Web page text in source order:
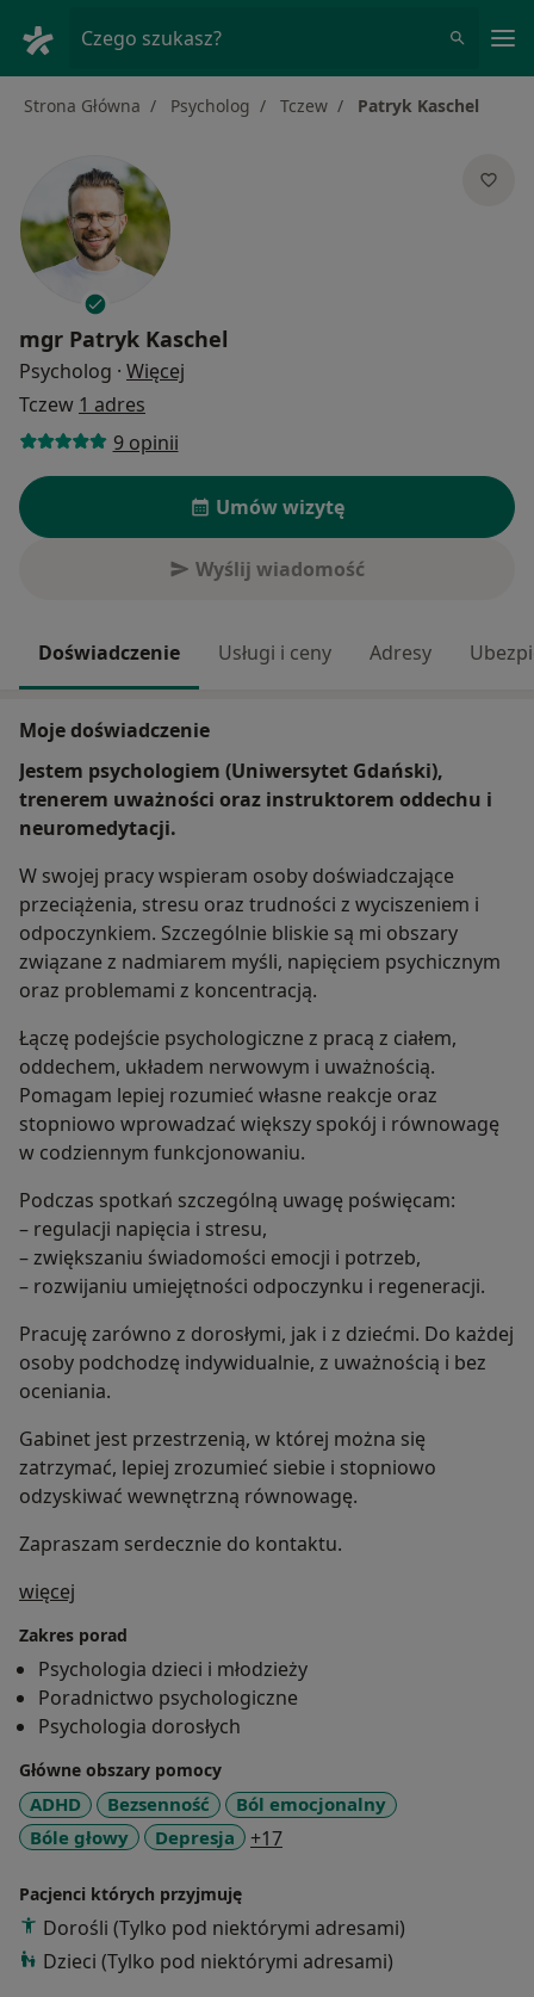
Czego szukasz?
Strona Główna Psycholog Tczew Patryk Kaschel
mgr Patryk Kaschel
Psycholog · Więcej
Tczew 1 adres
9 opinii
Umów wizytę
Wyślij wiadomość
Doświadczenie Usługi i ceny Adresy
Moje doświadczenie
Jestem psychologiem (Uniwersytet Gdański),
trenerem uważności oraz instruktorem oddechu i
neuromedytacji.
W swojej pracy wspieram osoby doświadczające
przeciążenia, stresu oraz trudności z wyciszeniem i
odpoczynkiem. Szczególnie bliskie są mi obszary
związane z nadmiarem myśli, napięciem psychicznym
oraz problemami z koncentracją.
Łączę podejście psychologiczne z pracą z ciałem,
oddechem, układem nerwowym i uważnością.
Pomagam lepiej rozumieć własne reakcje oraz
stopniowo wprowadzać większy spokój i równowagę
w codziennym funkcjonowaniu.
Podczas spotkań szczególną uwagę poświęcam:
– regulacji napięcia i stresu,
– zwiększaniu świadomości emocji i potrzeb,
– rozwijaniu umiejętności odpoczynku i regeneracji.
Pracuję zarówno z dorosłymi, jak i z dziećmi. Do każdej
osoby podchodzę indywidualnie, z uważnością i bez
oceniania.
Gabinet jest przestrzenią, w której można się
zatrzymać, lepiej zrozumieć siebie i stopniowo
odzyskiwać wewnętrzną równowagę.
Zapraszam serdecznie do kontaktu.
więcej
Zakres porad
Psychologia dzieci i młodzieży
Poradnictwo psychologiczne
Psychologia dorosłych
Główne obszary pomocy
ADHD Bezsenność
Ból emocjonalny
Bóle głowy
Depresja +17a11y_sr_more_diseases
Pacjenci których przyjmuję
Dorośli (Tylko pod niektórymi adresami)
Dzieci (Tylko pod niektórymi adresami)